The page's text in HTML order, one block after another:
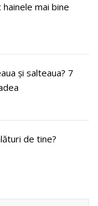
mai bine
și salteaua? 7
de tine?